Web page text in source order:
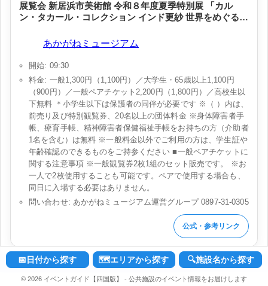
展覧会 新居浜市美術館 令和８年度夏季特別展 「カル
ン・タカール・コレクション インド更紗 世界をめぐる物
あかがねミュージアム
開始: 09:30
料金: 一般1,300円（1,100円）／大学生・65歳以上1,100円
（900円）／一般ペアチケット2,200円（1,800円）／高校生以
下無料 ＊小学生以下は保護者の同伴が必要です ※（ ）内は、
前売り及び特別観覧券、20名以上の団体料金 ※身体障害者手
帳、療育手帳、精神障害者保健福祉手帳をお持ちの方（介助者
1名を含む）は無料 ※一般料金以外でご利用の方は、学生証や
年齢確認のできるものをご持参ください ■一般ペアチケットに
関する注意事項 ※一般観覧券2枚1組のセット販売です。 ※お
一人で2枚使用することも可能です。ペアで使用する場合も、
同日に入場する必要はありません。
問い合わせ: あかがねミュージアム運営グループ 0897-31-0305
公式・参考リンク
📅日付から探す 🗺️エリアから探す 🔍施設名から探す
© 2026 イベントガイド【四国版】 - 公共施設のイベント情報をお届けします